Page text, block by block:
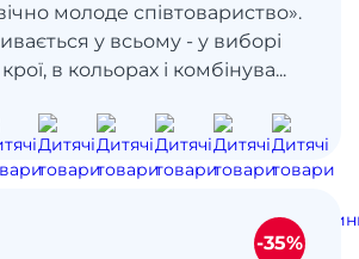
молоде співтовариство».
у всьому - у виборі
в кольорах і комбінува...
-35%